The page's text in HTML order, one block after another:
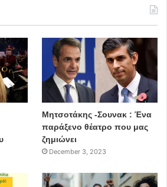
Ειρήνη Χατζηκυριακίδου
Γιάννης Σαμψαλάκης
(καθηγητής), Στέργιος
στο τραγούδι).
αυτό το μακριά, κατάφερε να
Μητσοτάκης -Σουνακ : Ένα
παράξενο θέατρο που μας
ζημιώνει
December 3, 2023